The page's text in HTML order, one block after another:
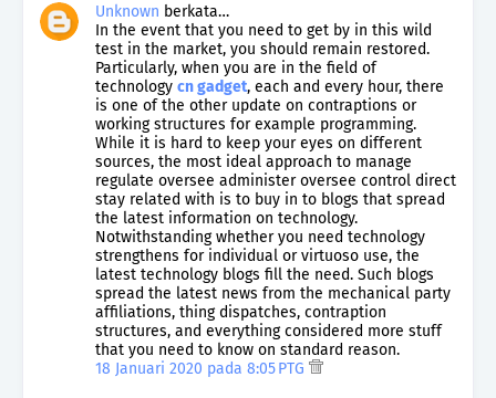
Unknown berkata…
In the event that you need to get by in this wild
test in the market, you should remain restored.
Particularly, when you are in the field of
technology cn gadget, each and every hour, there
is one of the other update on contraptions or
working structures for example programming.
While it is hard to keep your eyes on different
sources, the most ideal approach to manage
regulate oversee administer oversee control direct
stay related with is to buy in to blogs that spread
the latest information on technology.
Notwithstanding whether you need technology
strengthens for individual or virtuoso use, the
latest technology blogs fill the need. Such blogs
spread the latest news from the mechanical party
affiliations, thing dispatches, contraption
structures, and everything considered more stuff
that you need to know on standard reason.
18 Januari 2020 pada 8:05 PTG